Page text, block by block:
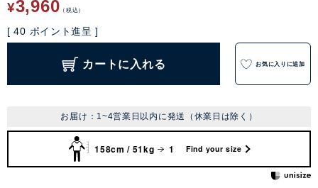
¥3,960 税込
[ 40 ポイント進呈 ]
カートに入れる お気に入りに追加
お届け：1~4営業日以内に発送（休業日は除く）
158cm / 51kg 1 Find your size